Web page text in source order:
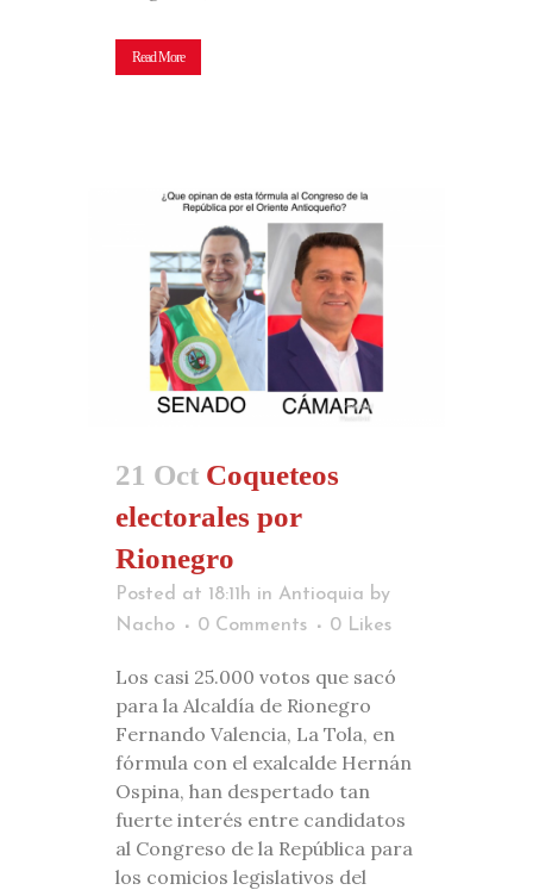
Read More
21 Oct Coqueteos
electorales por
Rionegro
Posted at 18:11h in Antioquia by
Nacho
0 Comments 0 Likes
Los casi 25.000 votos que sacó
para la Alcaldía de Rionegro
Fernando Valencia, La Tola, en
fórmula con el exalcalde Hernán
Ospina, han despertado tan
fuerte interés entre candidatos
al Congreso de la República para
los comicios legislativos del